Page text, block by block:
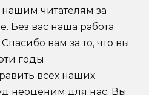
читателям за
Без вас наша работа
вам за то, что вы
годы.
всех наших
неоценим для нас. Вы